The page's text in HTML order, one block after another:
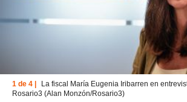
1 de 4 |
La fiscal María Eugenia Iribarren en
Rosario3 (Alan Monzón/Rosario3)